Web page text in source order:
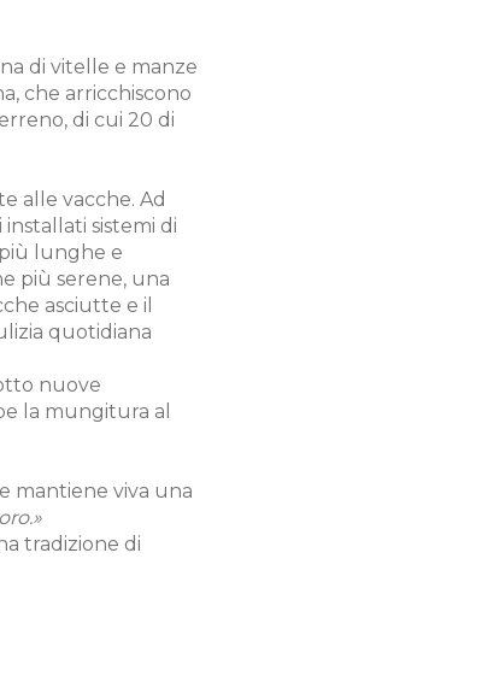
di vitelle e manze
che arricchiscono
di cui 20 di
alle vacche. Ad
sistemi di
lunghe e
più serene, una
asciutte e il
quotidiana
nuove
la mungitura al
mantiene viva una
tradizione di